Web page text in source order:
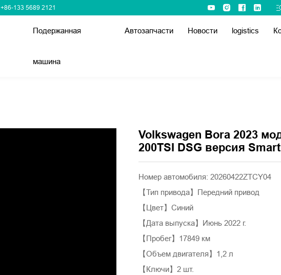
+86-133 5689 2121
Подержанная
машина
Автозапчасти Новости logistics
Volkswagen Bora 2023
200TSI DSG версия
Номер автомобиля: 20260422ZTCY04
【Тип привода】Передний привод
【Цвет】Синий
【Дата выпуска】Июнь 2022 г.
【Пробег】17849 км
【Объем двигателя】1,2 л
【Ключи】2 шт.